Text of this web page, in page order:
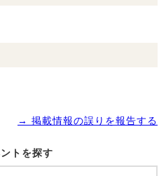
→ 掲載情報の誤りを報告する
トを探す